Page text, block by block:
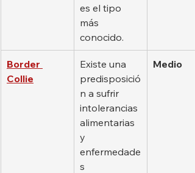
es el tipo
más
conocido.
Border
Collie
Existe una
predisposició
n a sufrir
intolerancias
alimentarias
y
enfermedade
s
Medio